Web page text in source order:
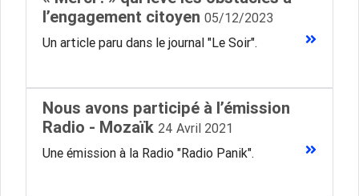
l’engagement citoyen 05/12/2023
Un article paru dans le journal "Le Soir".
Nous avons participé à l’émission
Radio - Mozaïk 24 Avril 2021
Une émission à la Radio "Radio Panik".